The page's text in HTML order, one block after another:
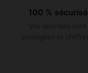
100 % sécurisé